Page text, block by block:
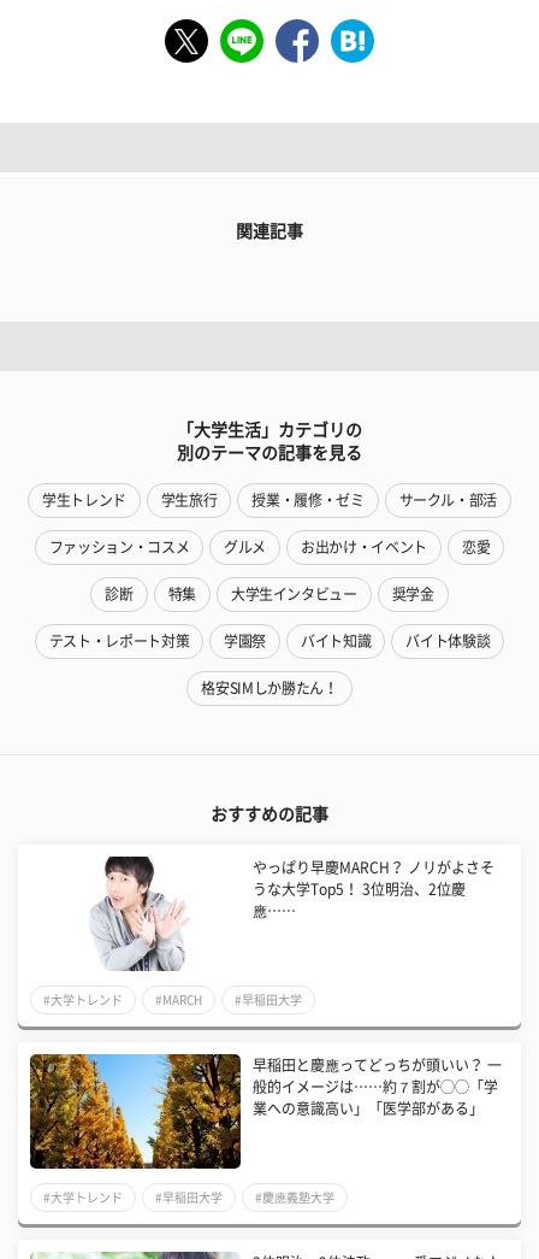
関連記事
「大学生活」カテゴリの
別のテーマの記事を見る
学生トレンド 学生旅行 授業・履修・ゼミ サークル・部活
ファッション・コスメ グルメ お出かけ・イベント 恋愛
診断 特集 大学生インタビュー 奨学金
テスト・レポート対策 学園祭 バイト知識 バイト体験談
格安SIMしか勝たん！
おすすめの記事
やっぱり早慶MARCH？ ノリがよさそ
うな大学Top5！ 3位明治、2位慶
應……
#大学トレンド #MARCH #早稲田大学
早稲田と慶應ってどっちが頭いい？ 一
般的イメージは……約７割が◯◯「学
業への意識高い」「医学部がある」
#大学トレンド #早稲田大学 #慶應義塾大学